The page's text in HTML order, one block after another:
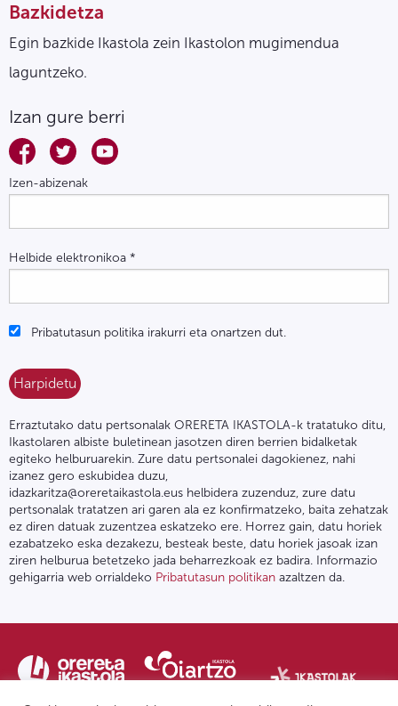
Bazkidetza
Egin bazkide Ikastola zein Ikastolon mugimendua
laguntzeko.
Izan gure berri
Izen-abizenak
Helbide elektronikoa *
Pribatutasun politika irakurri eta onartzen dut.
Erraztutako datu pertsonalak ORERETA IKASTOLA-k tratatuko ditu,
Ikastolaren albiste buletinean jasotzen diren berrien bidalketak
egiteko helburuarekin. Zure datu pertsonalei dagokienez, nahi
izanez gero eskubidea duzu,
idazkaritza@oreretaikastola.eus helbidera zuzenduz, zure datu
pertsonalak tratatzen ari garen ala ez konfirmatzeko, baita zehatzak
ez diren datuak zuzentzea eskatzeko ere. Horrez gain, datu horiek
ezabatzeko eska dezakezu, besteak beste, datu horiek jasoak izan
ziren helburua betetzeko jada beharrezkoak ez badira. Informazio
gehigarria web orrialdeko Pribatutasun politikan azaltzen da.